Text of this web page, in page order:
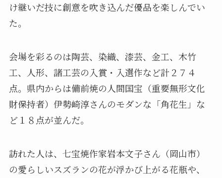
け継いだ技に創意を吹き込んだ優品を楽しんでい
た。
会場を彩るのは陶芸、染織、漆芸、金工、木竹
工、人形、諸工芸の入賞・入選作など計２７４
点。県内からは備前焼の人間国宝（重要無形文化
財保持者）伊勢崎淳さんのモダンな「角花生」な
ど１８点が並んだ。
訪れた人は、七宝焼作家岩本文子さん（岡山市）
の愛らしいスズランの花が浮かび上がる花瓶や、